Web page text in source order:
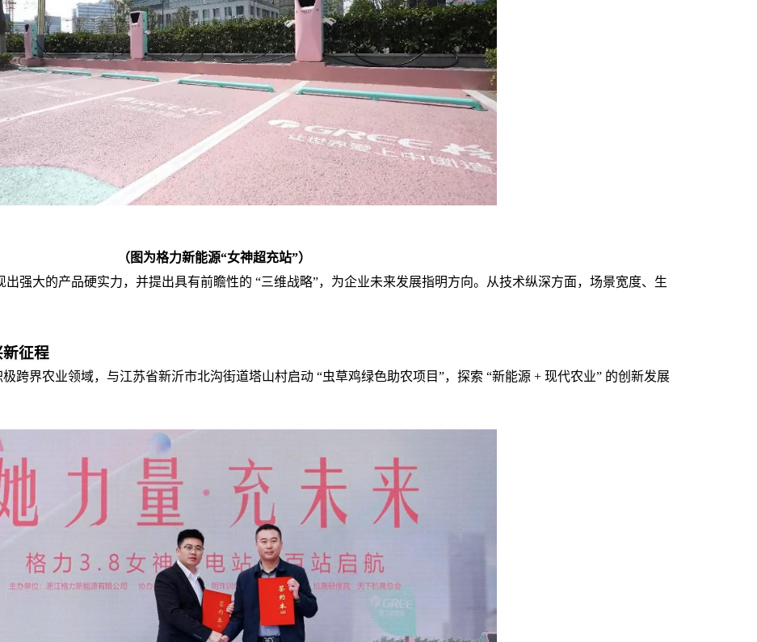
（ 图为格力新能源“女神超充站”）
出强大的产品硬实力， 并提出具有前瞻性的 “三维战略”，为企业未来发展指明方向。 从技术纵深方面，场景宽度、 生
征程
跨界农业领域，与江苏省新沂市北沟街道塔山村启动 “虫草鸡绿色助农项目”，探索 “新能源 + 现代农业” 的创新发展